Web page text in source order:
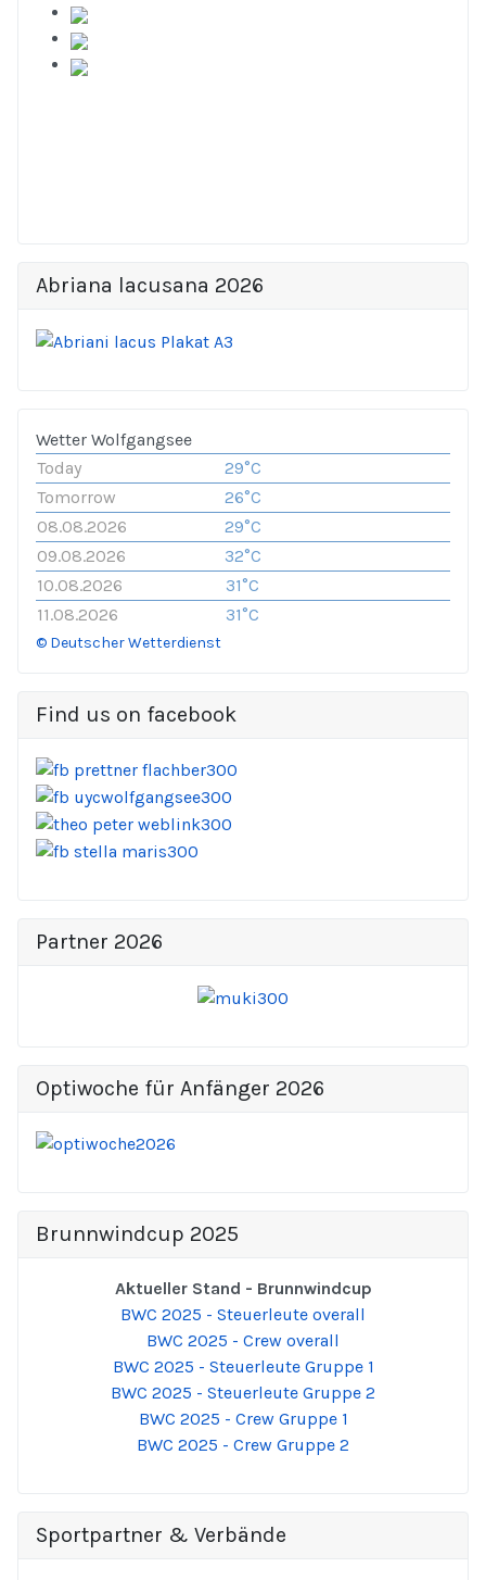
Abriana lacusana 2026
Wetter Wolfgangsee
Today
29°C
Tomorrow
26°C
08.08.2026
29°C
09.08.2026
32°C
10.08.2026
31°C
11.08.2026
31°C
© Deutscher Wetterdienst
Find us on facebook
Partner 2026
Optiwoche für Anfänger 2026
Brunnwindcup 2025
Aktueller Stand - Brunnwindcup
BWC 2025 - Steuerleute overall
BWC 2025 - Crew overall
BWC 2025 - Steuerleute Gruppe 1
BWC 2025 - Steuerleute Gruppe 2
BWC 2025 - Crew Gruppe 1
BWC 2025 - Crew Gruppe 2
Sportpartner & Verbände